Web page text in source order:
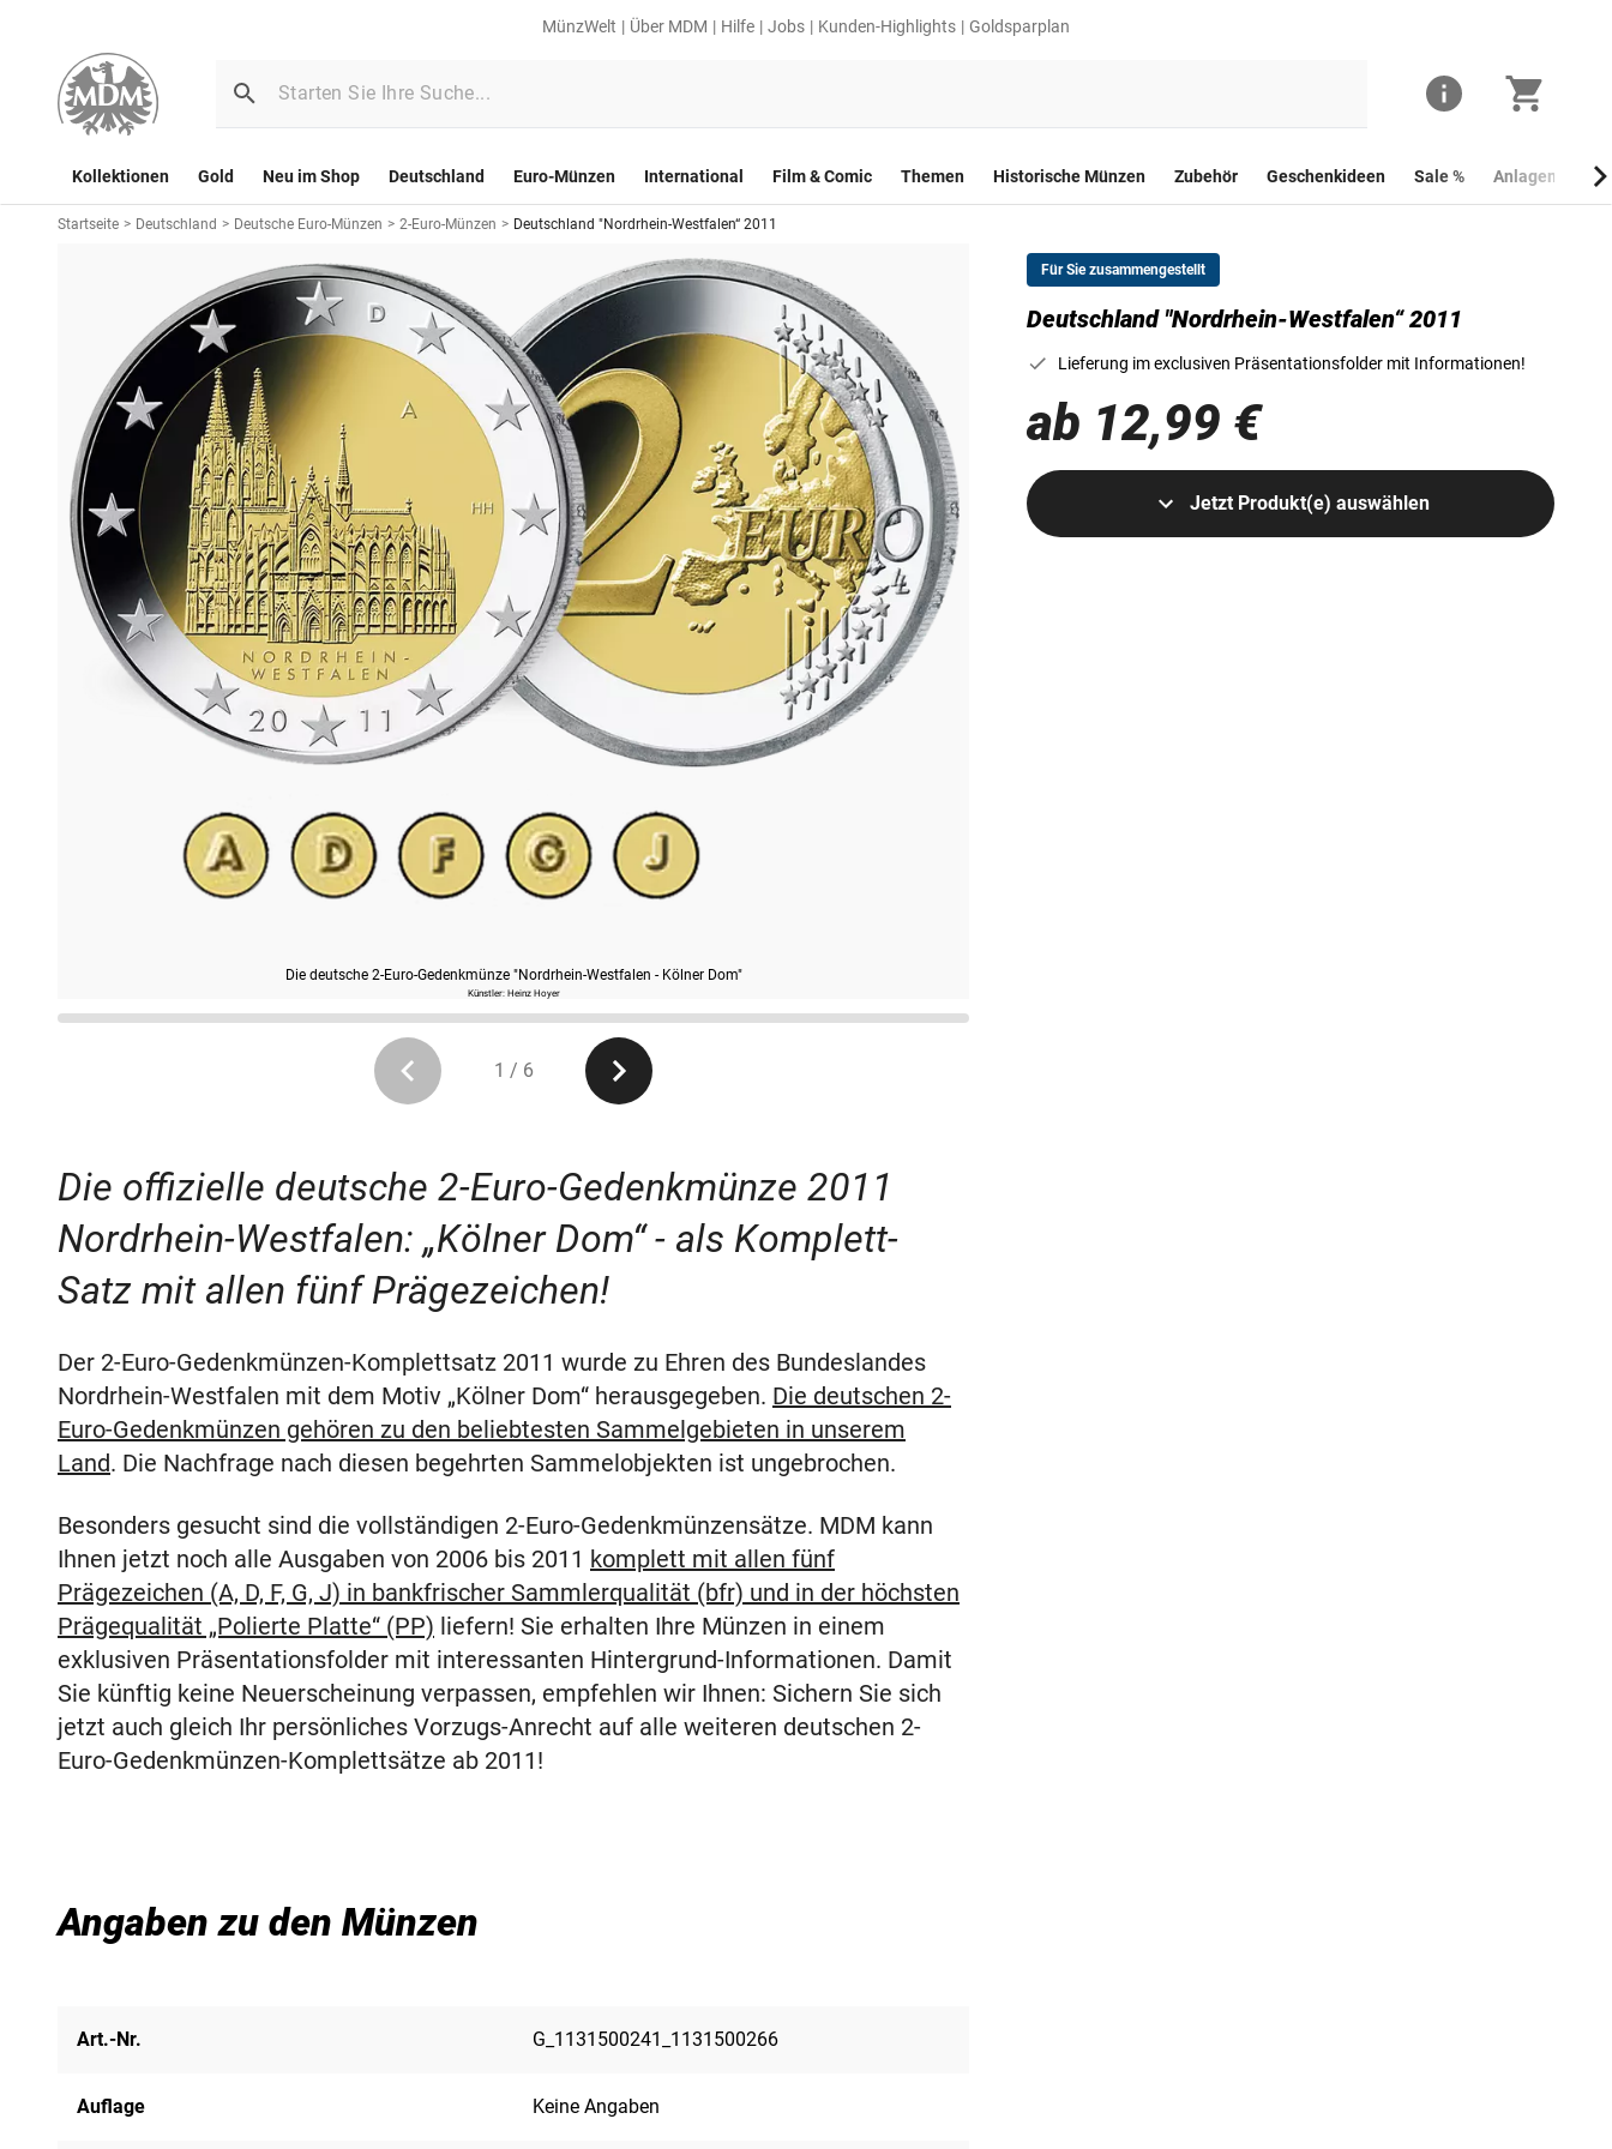
MünzWelt Über MDM Hilfe Jobs Kunden-Highlights Goldsparplan
Kollektionen Gold Neu im Shop Deutschland Euro-Münzen International Film & Comic Themen Historische Münzen Zubehör Geschenkideen Sale % Anlagemünzen
Startseite > Deutschland > Deutsche Euro-Münzen > 2-Euro-Münzen > Deutschland "Nordrhein-Westfalen“ 2011
Die deutsche 2-Euro-Gedenkmünze "Nordrhein-Westfalen - Kölner Dom"
Künstler: Heinz Hoyer
Die Vorderseite der deutschen 2-Euro-Gedenkmünze "Nordrhein-
1 / 6
Für Sie zusammengestellt
Deutschland "Nordrhein-Westfalen“ 2011
Lieferung im exclusiven Präsentationsfolder mit Informationen!
ab 12,99 €
Jetzt Produkt(e) auswählen
Die offizielle deutsche 2-Euro-Gedenkmünze 2011
Nordrhein-Westfalen: „Kölner Dom“ - als Komplett-
Satz mit allen fünf Prägezeichen!
Der 2-Euro-Gedenkmünzen-Komplettsatz 2011 wurde zu Ehren des Bundeslandes
Nordrhein-Westfalen mit dem Motiv „Kölner Dom“ herausgegeben. Die deutschen 2-
Euro-Gedenkmünzen gehören zu den beliebtesten Sammelgebieten in unserem
Land. Die Nachfrage nach diesen begehrten Sammelobjekten ist ungebrochen.
Besonders gesucht sind die vollständigen 2-Euro-Gedenkmünzensätze. MDM kann
Ihnen jetzt noch alle Ausgaben von 2006 bis 2011 komplett mit allen fünf
Prägezeichen (A, D, F, G, J) in bankfrischer Sammlerqualität (bfr) und in der höchsten
Prägequalität „Polierte Platte“ (PP) liefern! Sie erhalten Ihre Münzen in einem
exklusiven Präsentationsfolder mit interessanten Hintergrund-Informationen. Damit
Sie künftig keine Neuerscheinung verpassen, empfehlen wir Ihnen: Sichern Sie sich
jetzt auch gleich Ihr persönliches Vorzugs-Anrecht auf alle weiteren deutschen 2-
Euro-Gedenkmünzen-Komplettsätze ab 2011!
Angaben zu den Münzen
Art.-Nr. G_1131500241_1131500266
Auflage Keine Angaben